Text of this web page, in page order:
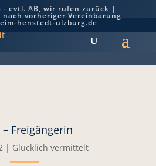
- evtl. AB, wir rufen zurück |
nach vorheriger Vereinbarung
henstedt-ulzburg.de
– Freigängerin
| Glücklich vermittelt